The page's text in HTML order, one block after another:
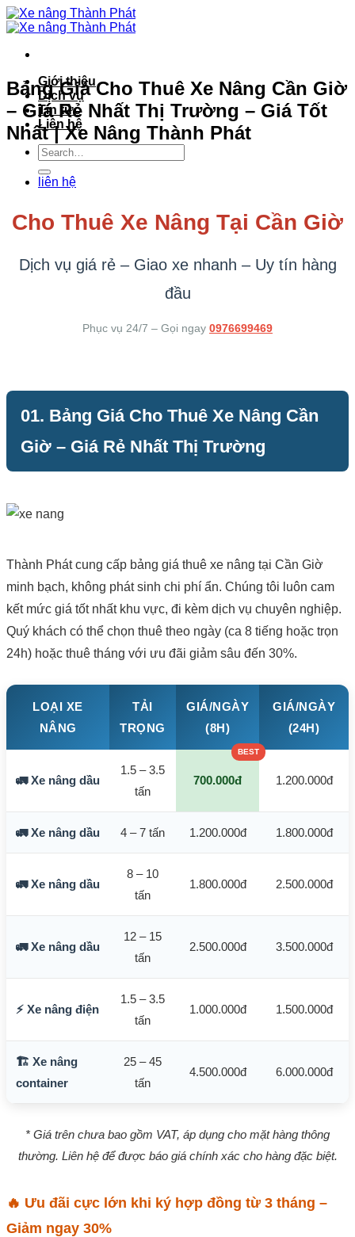
Bỏ
qua
dung
Giới thiệu
Dịch vụ
Tin tức
Liên hệ
liên hệ
Bảng Giá Cho Thuê Xe Nâng Cần Giờ
– Giá Rẻ Nhất Thị Trường – Giá Tốt
Nhất | Xe Nâng Thành Phát
Cho Thuê Xe Nâng Tại Cần Giờ
Dịch vụ giá rẻ – Giao xe nhanh – Uy tín hàng
đầu
Phục vụ 24/7 – Gọi ngay 0976699469
01. Bảng Giá Cho Thuê Xe Nâng Cần
Giờ – Giá Rẻ Nhất Thị Trường
Thành Phát cung cấp bảng giá thuê xe nâng tại Cần Giờ
minh bạch, không phát sinh chi phí ẩn. Chúng tôi luôn cam
kết mức giá tốt nhất khu vực, đi kèm dịch vụ chuyên nghiệp.
Quý khách có thể chọn thuê theo ngày (ca 8 tiếng hoặc trọn
24h) hoặc thuê tháng với ưu đãi giảm sâu đến 30%.
LOẠI XE
NÂNG
TẢI
TRỌNG
GIÁ/NGÀY
(8H)
GIÁ/NGÀY
(24H)
🚛 Xe nâng dầu
1.5 – 3.5
tấn
700.000đ 1.200.000đ
🚛 Xe nâng dầu 4 – 7 tấn 1.200.000đ 1.800.000đ
🚛 Xe nâng dầu
8 – 10
tấn
1.800.000đ 2.500.000đ
🚛 Xe nâng dầu
12 – 15
tấn
2.500.000đ 3.500.000đ
⚡ Xe nâng điện
1.5 – 3.5
tấn
1.000.000đ 1.500.000đ
🏗️ Xe nâng
container
25 – 45
tấn
4.500.000đ 6.000.000đ
* Giá trên chưa bao gồm VAT, áp dụng cho mặt hàng thông
thường. Liên hệ để được báo giá chính xác cho hàng đặc biệt.
🔥 Ưu đãi cực lớn khi ký hợp đồng từ 3 tháng –
Giảm ngay 30%